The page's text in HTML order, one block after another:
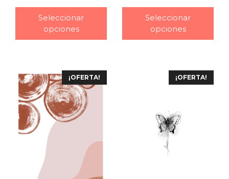
Seleccionar
opciones
Seleccionar
opciones
¡OFERTA! ¡OFERTA!